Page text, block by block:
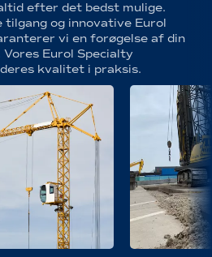
efter det bedst mulige.
og innovative Eurol
vi en forøgelse af din
Eurol Specialty
kvalitet i praksis.